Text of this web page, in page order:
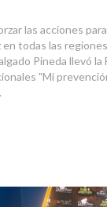
las acciones
todas las
Pineda llevó la
"Mi